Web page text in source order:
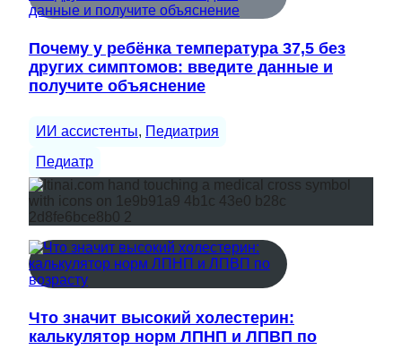
Почему у ребёнка температура 37,5 без
других симптомов: введите данные и
получите объяснение
ИИ ассистенты, Педиатрия
Педиатр
Что значит высокий холестерин:
калькулятор норм ЛПНП и ЛПВП по